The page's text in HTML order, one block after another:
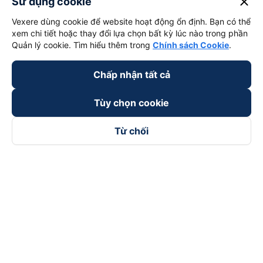
Vexere dùng cookie để website hoạt động ổn định. Bạn có thể
xem chi tiết hoặc thay đổi lựa chọn bất kỳ lúc nào trong phần
Quản lý cookie. Tìm hiểu thêm trong Chính sách Cookie.
Chấp nhận tất cả
Tùy chọn cookie
Từ chối